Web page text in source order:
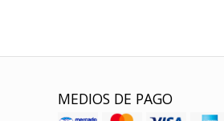
MEDIOS DE PAGO